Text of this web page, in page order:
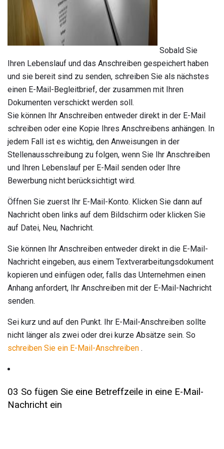
Sobald Sie
Ihren Lebenslauf und das Anschreiben gespeichert haben
und sie bereit sind zu senden, schreiben Sie als nächstes
einen E-Mail-Begleitbrief, der zusammen mit Ihren
Dokumenten verschickt werden soll.
Sie können Ihr Anschreiben entweder direkt in der E-Mail
schreiben oder eine Kopie Ihres Anschreibens anhängen. In
jedem Fall ist es wichtig, den Anweisungen in der
Stellenausschreibung zu folgen, wenn Sie Ihr Anschreiben
und Ihren Lebenslauf per E-Mail senden oder Ihre
Bewerbung nicht berücksichtigt wird.
Öffnen Sie zuerst Ihr E-Mail-Konto. Klicken Sie dann auf
Nachricht oben links auf dem Bildschirm oder klicken Sie
auf Datei, Neu, Nachricht.
Sie können Ihr Anschreiben entweder direkt in die E-Mail-
Nachricht eingeben, aus einem Textverarbeitungsdokument
kopieren und einfügen oder, falls das Unternehmen einen
Anhang anfordert, Ihr Anschreiben mit der E-Mail-Nachricht
senden.
Sei kurz und auf den Punkt. Ihr E-Mail-Anschreiben sollte
nicht länger als zwei oder drei kurze Absätze sein. So
schreiben Sie ein E-Mail-Anschreiben .
03 So fügen Sie eine Betreffzeile in eine E-Mail-
Nachricht ein